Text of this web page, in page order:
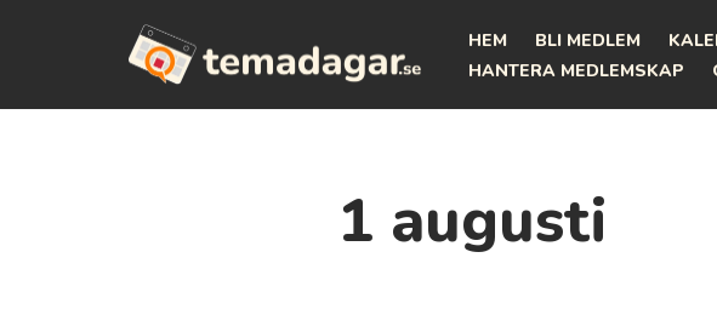
HEM BLI MEDLEM
HANTERA MEDLEMSKAP
1 augusti